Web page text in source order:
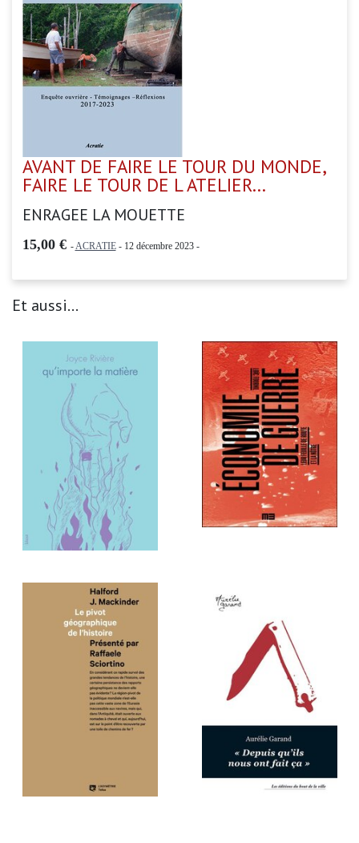
AVANT DE FAIRE LE TOUR DU MONDE,
FAIRE LE TOUR DE L ATELIER...
ENRAGEE LA MOUETTE
15,00 € - ACRATIE- 12 décembre 2023 -
Et aussi...